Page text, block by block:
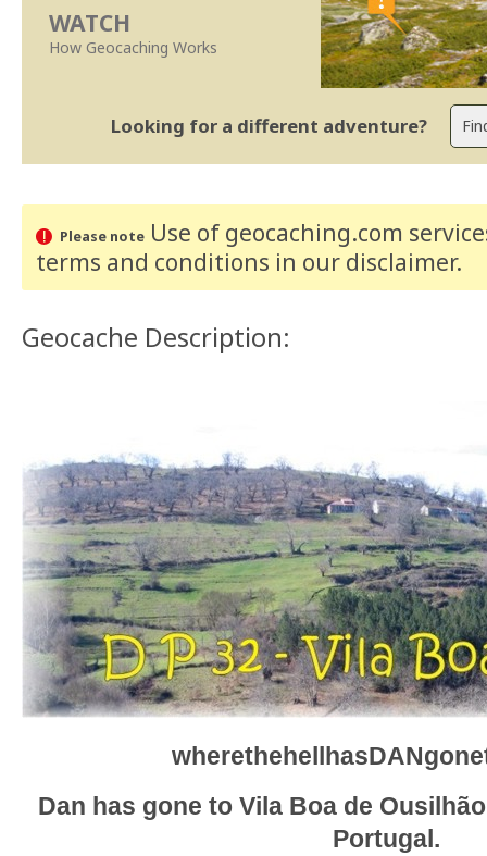
WATCH
How Geocaching Works
Looking for a different adventure?
Please noteUse of geocaching.com
terms and conditions in our disclaimer.
Geocache Description:
Dan has gone to Vila Boa de
Portugal.